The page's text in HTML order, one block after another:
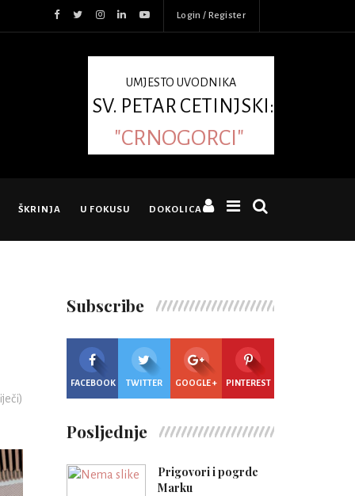
Login / Register
UMJESTO UVODNIKA
SV. PETAR CETINJSKI:
"CRNOGORCI"
ŠKRINJA U FOKUSU DOKOLICA
Subscribe
FACEBOOK TWITTER GOOGLE + PINTEREST
Posljednje
Prigovori i pogrde
Marku